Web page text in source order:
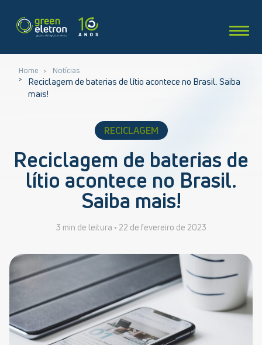
Home Notícias
Reciclagem de baterias de lítio acontece no Brasil. Saiba
mais!
RECICLAGEM
Reciclagem de baterias de
lítio acontece no Brasil.
Saiba mais!
3 min de leitura • 22 de fevereiro de 2023